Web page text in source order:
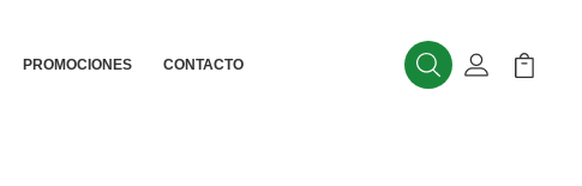
PROMOCIONES CONTACTO BuscarMi Cuenta
Mi